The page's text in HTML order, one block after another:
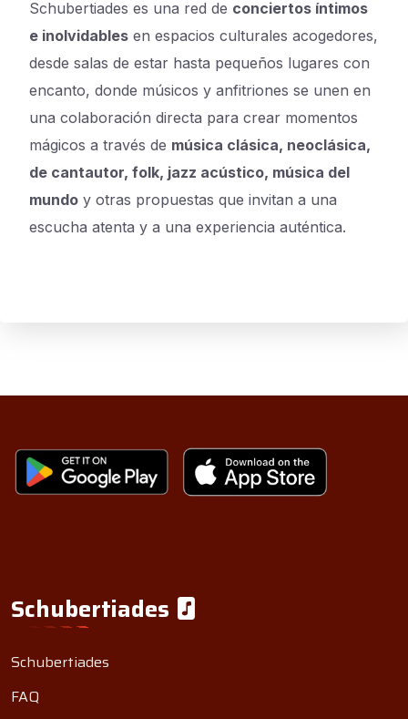
Schubertiades es una red de conciertos íntimos
e inolvidables en espacios culturales acogedores,
desde salas de estar hasta pequeños lugares con
encanto, donde músicos y anfitriones se unen en
una colaboración directa para crear momentos
mágicos a través de música clásica, neoclásica,
de cantautor, folk, jazz acústico, música del
mundo y otras propuestas que invitan a una
escucha atenta y a una experiencia auténtica.
Schubertiades
Schubertiades
FAQ